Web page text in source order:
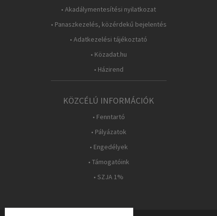
• Akadálymentesítési nyilatkozat
• Panaszkezelés, közérdekű bejelentés
• Adatkezelési tájékoztató
• Közadat.hu
• Házirend
KÖZCÉLÚ INFORMÁCIÓK
• Fenntartó
• Pályázatok
• Engedélyek
• Támogatóink
• SZJA 1%